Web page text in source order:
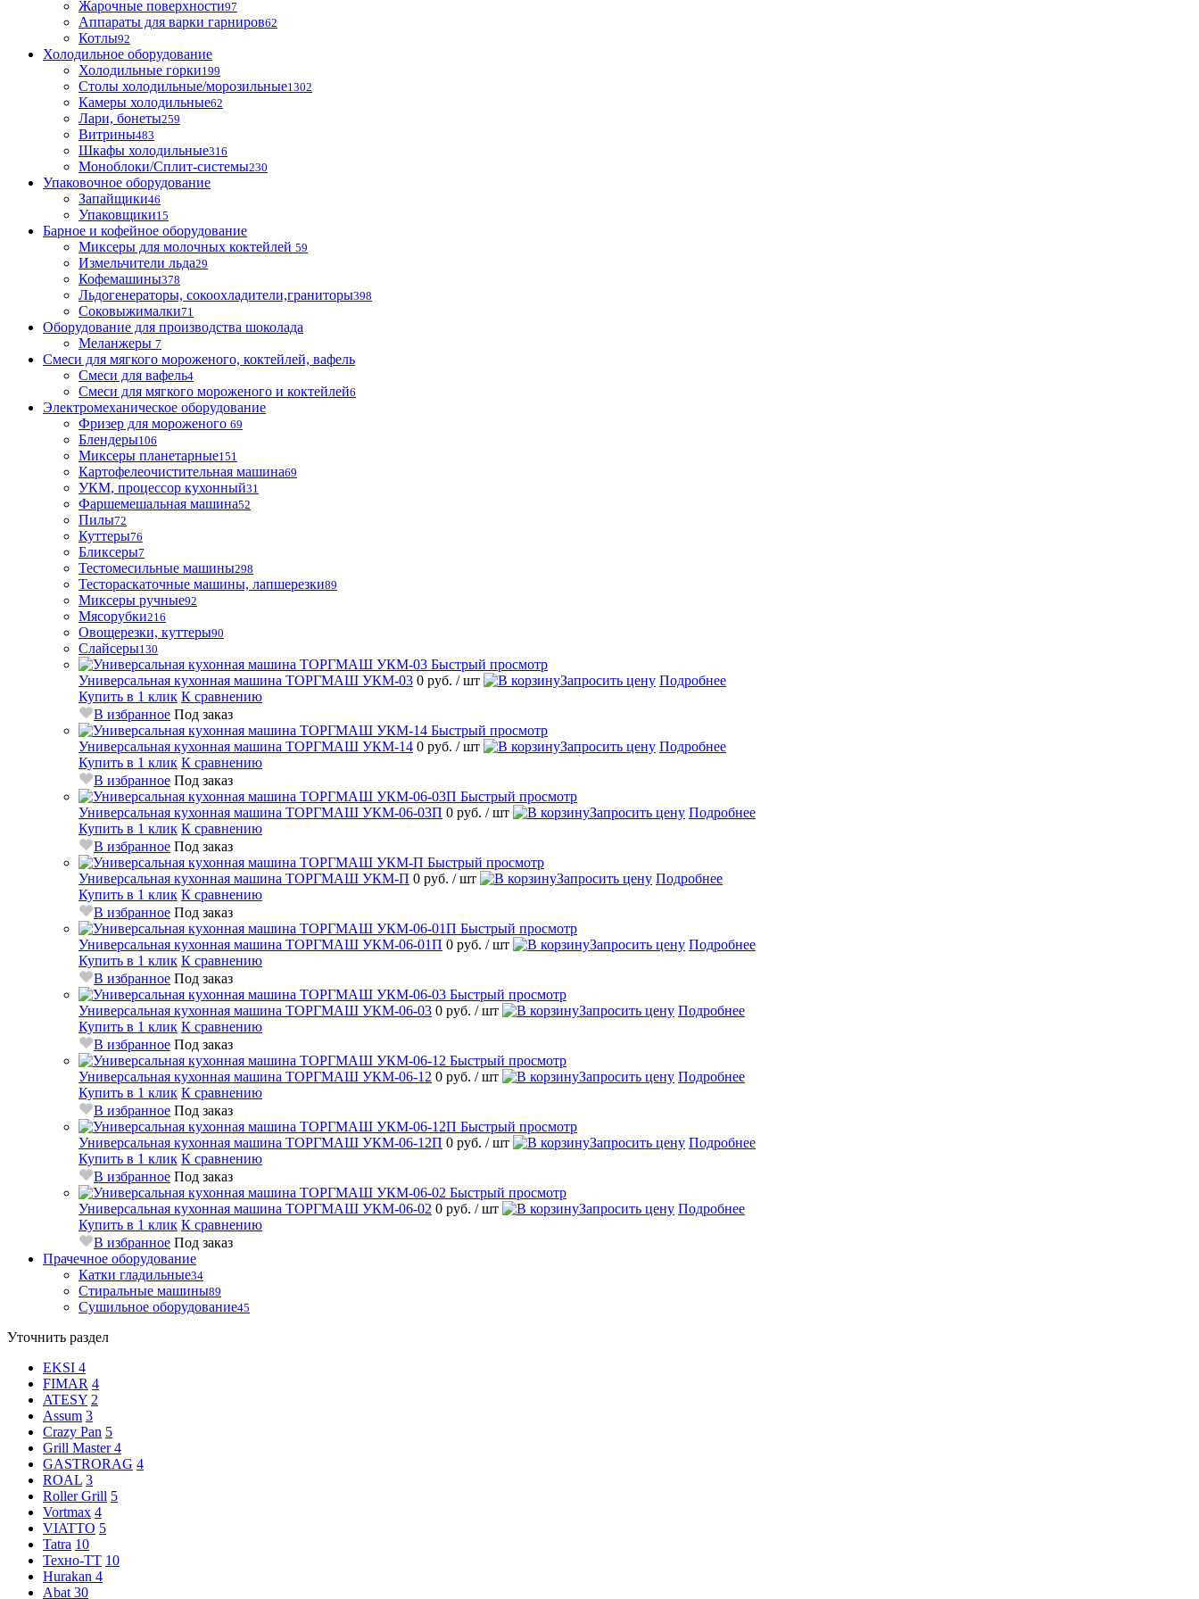
Жарочные поверхности97
Аппараты для варки гарниров62
Котлы92
Холодильное оборудование
Холодильные горки199
Столы холодильные/морозильные1302
Камеры холодильные62
Лари, бонеты259
Витрины483
Шкафы холодильные316
Моноблоки/Сплит-системы230
Упаковочное оборудование
Запайщики46
Упаковщики15
Барное и кофейное оборудование
Миксеры для молочных коктейлей 59
Измельчители льда29
Кофемашины378
Льдогенераторы, сокоохладители,граниторы398
Соковыжималки71
Оборудование для производства шоколада
Меланжеры 7
Смеси для мягкого мороженого, коктейлей, вафель
Смеси для вафель4
Смеси для мягкого мороженого и коктейлей6
Электромеханическое оборудование
Фризер для мороженого 69
Блендеры106
Миксеры планетарные151
Картофелеочистительная машина69
УКМ, процессор кухонный31
Фаршемешальная машина52
Пилы72
Куттеры76
Бликсеры7
Тестомесильные машины298
Тестораскаточные машины, лапшерезки89
Миксеры ручные92
Мясорубки216
Овощерезки, куттеры90
Слайсеры130
Быстрый просмотр
Универсальная кухонная машина ТОРГМАШ УКМ-03 0 руб. / шт Запросить цену Подробнее
Купить в 1 клик К сравнению
В избранное Под заказ
Быстрый просмотр
Универсальная кухонная машина ТОРГМАШ УКМ-14 0 руб. / шт Запросить цену Подробнее
Купить в 1 клик К сравнению
В избранное Под заказ
Быстрый просмотр
Универсальная кухонная машина ТОРГМАШ УКМ-06-03П 0 руб. / шт Запросить цену Подробнее
Купить в 1 клик К сравнению
В избранное Под заказ
Быстрый просмотр
Универсальная кухонная машина ТОРГМАШ УКМ-П 0 руб. / шт Запросить цену Подробнее
Купить в 1 клик К сравнению
В избранное Под заказ
Быстрый просмотр
Универсальная кухонная машина ТОРГМАШ УКМ-06-01П 0 руб. / шт Запросить цену Подробнее
Купить в 1 клик К сравнению
В избранное Под заказ
Быстрый просмотр
Универсальная кухонная машина ТОРГМАШ УКМ-06-03 0 руб. / шт Запросить цену Подробнее
Купить в 1 клик К сравнению
В избранное Под заказ
Быстрый просмотр
Универсальная кухонная машина ТОРГМАШ УКМ-06-12 0 руб. / шт Запросить цену Подробнее
Купить в 1 клик К сравнению
В избранное Под заказ
Быстрый просмотр
Универсальная кухонная машина ТОРГМАШ УКМ-06-12П 0 руб. / шт Запросить цену Подробнее
Купить в 1 клик К сравнению
В избранное Под заказ
Быстрый просмотр
Универсальная кухонная машина ТОРГМАШ УКМ-06-02 0 руб. / шт Запросить цену Подробнее
Купить в 1 клик К сравнению
В избранное Под заказ
Прачечное оборудование
Катки гладильные34
Стиральные машины89
Сушильное оборудование45
Уточнить раздел
EKSI 4
FIMAR 4
ATESY 2
Assum 3
Crazy Pan 5
Grill Master4
GASTRORAG 4
ROAL 3
Roller Grill 5
Vortmax 4
VIATTO 5
Tatra 10
Техно-ТТ 10
Hurakan 4
Abat 30